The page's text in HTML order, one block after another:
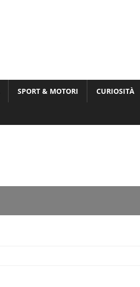
SPORT & MOTORI CURIOSITÀ